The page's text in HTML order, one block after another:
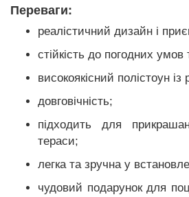
Переваги:
реалістичний дизайн і
стійкість до погодних умов
високоякісний полістоун
довговічність;
підходить для
тераси;
легка та зручна у
чудовий подарунок для